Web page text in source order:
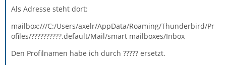
Als Adresse steht dort:
mailbox:///C:/Users/axelr/AppData/Roaming/Thunderbird/Pr
ofiles/??????????.default/Mail/smart mailboxes/Inbox
Den Profilnamen habe ich durch ????? ersetzt.